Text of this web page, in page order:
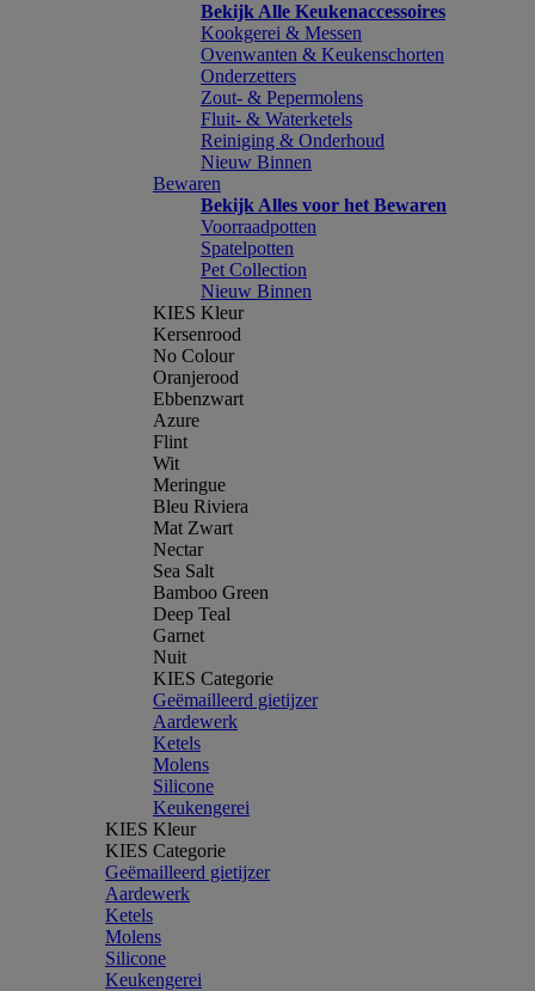
Bekijk Alle Keukenaccessoires
Kookgerei & Messen
Ovenwanten & Keukenschorten
Onderzetters
Zout- & Pepermolens
Fluit- & Waterketels
Reiniging & Onderhoud
Nieuw Binnen
Bewaren
Bekijk Alles voor het Bewaren
Voorraadpotten
Spatelpotten
Pet Collection
Nieuw Binnen
KIES Kleur
Kersenrood
No Colour
Oranjerood
Ebbenzwart
Azure
Flint
Wit
Meringue
Bleu Riviera
Mat Zwart
Nectar
Sea Salt
Bamboo Green
Deep Teal
Garnet
Nuit
KIES Categorie
Geëmailleerd gietijzer
Aardewerk
Ketels
Molens
Silicone
Keukengerei
KIES Kleur
KIES Categorie
Geëmailleerd gietijzer
Aardewerk
Ketels
Molens
Silicone
Keukengerei